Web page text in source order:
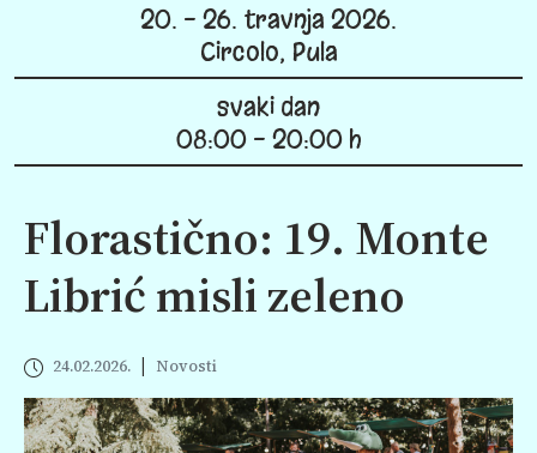
20. - 26. travnja 2026.
Circolo, Pula
svaki dan
08:00 - 20:00 h
Florastično: 19. Monte
Librić misli zeleno
24.02.2026. | Novosti